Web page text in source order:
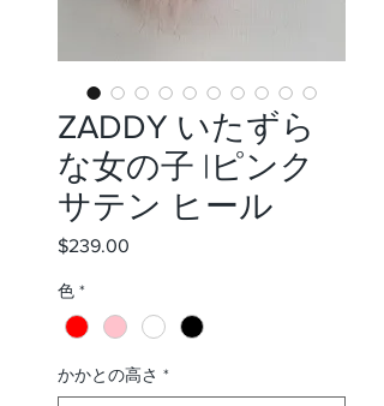
ZADDY いたずら
な女の子 |ピンク
サテン ヒール
$239.00
色 *
かかとの高さ *